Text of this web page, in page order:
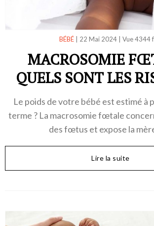
BÉBÉ| 22 Mai 2024| Vue 4344
MACROSOMIE
QUELS SONT LES
Le poids de votre bébé est estimé à
terme ? La macrosomie fœtale
des fœtus et expose la
Lire la suite